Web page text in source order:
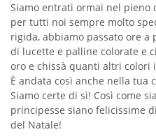
Siamo entrati ormai nel pieno
per tutti noi sempre molto
rigida, abbiamo passato ore a
di lucette e palline colorate e
oro e chissà quanti altri colori
È andata così anche nella tua
Siamo certe di sì! Così come
principesse siano felicissime
del Natale!